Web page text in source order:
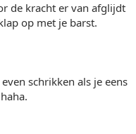
de kracht er van afglijdt
op met je barst.
schrikken als je eens